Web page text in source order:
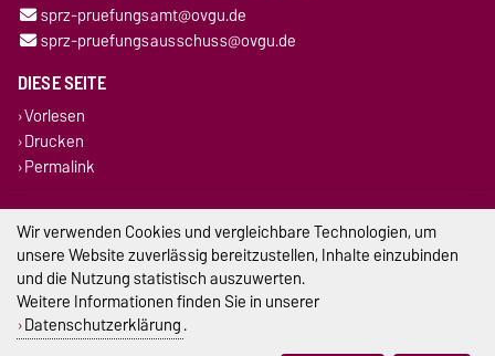
sprz-pruefungsamt@ovgu.de
sprz-pruefungsausschuss@ovgu.de
DIESE SEITE
Vorlesen
Drucken
Permalink
Impressum
Datenschutz
Barrierefreiheit
Wir verwenden Cookies und vergleichbare Technologien, um
unsere Website zuverlässig bereitzustellen, Inhalte einzubinden
und die Nutzung statistisch auszuwerten.
Weitere Informationen finden Sie in unserer
Datenschutzerklärung.